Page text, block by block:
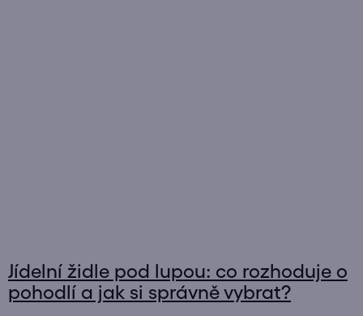
Jídelní židle pod lupou: co rozhoduje o
pohodlí a jak si správně vybrat?